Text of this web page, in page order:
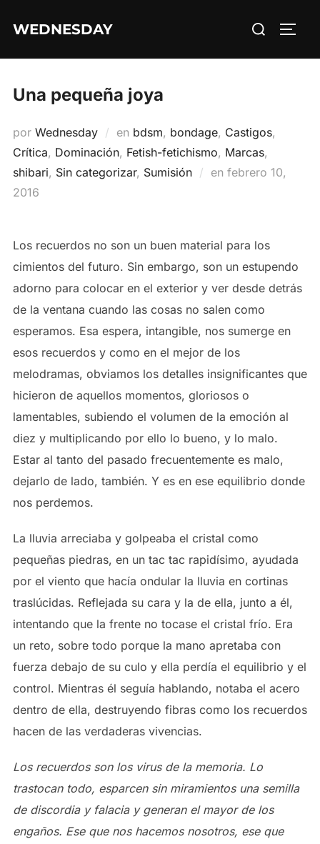
WEDNESDAY Buscar:
Una pequeña joya
por Wednesday en bdsm, bondage, Castigos,
Crítica, Dominación, Fetish-fetichismo, Marcas,
shibari, Sin categorizar, Sumisión en Publicado
febrero 10,
2016
Los recuerdos no son un buen material para los
cimientos del futuro. Sin embargo, son un estupendo
adorno para colocar en el exterior y ver desde detrás
de la ventana cuando las cosas no salen como
esperamos. Esa espera, intangible, nos sumerge en
esos recuerdos y como en el mejor de los
melodramas, obviamos los detalles insignificantes que
hicieron de aquellos momentos, gloriosos o
lamentables, subiendo el volumen de la emoción al
diez y multiplicando por ello lo bueno, y lo malo.
Estar al tanto del pasado frecuentemente es malo,
dejarlo de lado, también. Y es en ese equilibrio donde
nos perdemos.
La lluvia arreciaba y golpeaba el cristal como
pequeñas piedras, en un tac tac rapidísimo, ayudada
por el viento que hacía ondular la lluvia en cortinas
traslúcidas. Reflejada su cara y la de ella, junto a él,
intentando que la frente no tocase el cristal frío. Era
un reto, sobre todo porque la mano apretaba con
fuerza debajo de su culo y ella perdía el equilibrio y el
control. Mientras él seguía hablando, notaba el acero
dentro de ella, destruyendo fibras como los recuerdos
hacen de las verdaderas vivencias.
Los recuerdos son los virus de la memoria. Lo
trastocan todo, esparcen sin miramientos una semilla
de discordia y falacia y generan el mayor de los
engaños. Ese que nos hacemos nosotros, ese que